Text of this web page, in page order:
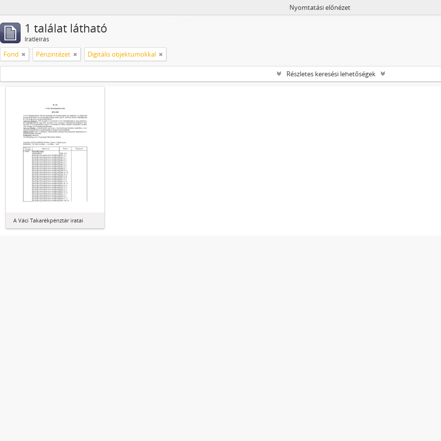
Nyomtatási előnézet
1 találat látható
Iratleírás
Fond Pénzintézet Digitális objektumokkal
Részletes keresési lehetőségek
A Váci Takarékpénztár iratai